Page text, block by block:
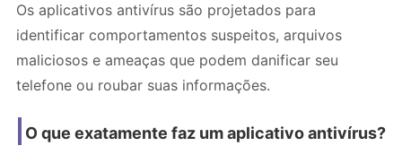
Os aplicativos antivírus são projetados para
identificar comportamentos suspeitos, arquivos
maliciosos e ameaças que podem danificar seu
telefone ou roubar suas informações.
O que exatamente faz um aplicativo antivírus?